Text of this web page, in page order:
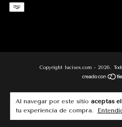
Al navegar por este sitio aceptas
tu experiencia de compra.
Copyright lucisex.com - 2026.